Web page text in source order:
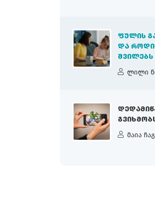
ᲤᲣᲚᲘᲡ
ᲓᲐ
ᲨᲕᲘᲚᲔᲑᲡ
ლილი
მაია